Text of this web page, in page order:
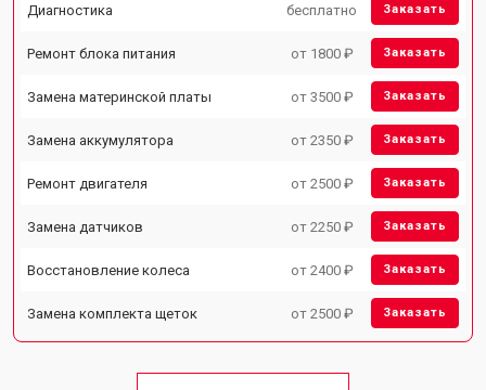
Диагностика бесплатно Заказать
Ремонт блока питания от 1800 ₽ Заказать
Замена материнской платы от 3500 ₽ Заказать
Замена аккумулятора от 2350 ₽ Заказать
Ремонт двигателя от 2500 ₽ Заказать
Замена датчиков от 2250 ₽ Заказать
Восстановление колеса от 2400 ₽ Заказать
Замена комплекта щеток от 2500 ₽ Заказать